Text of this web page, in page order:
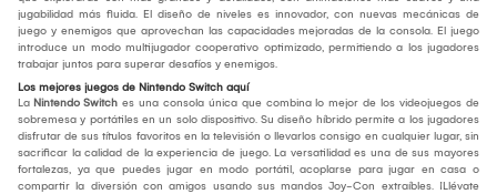
jugabilidad más fluida. El diseño de niveles es innovador, con nuevas mecánicas de
juego y enemigos que aprovechan las capacidades mejoradas de la consola. El juego
introduce un modo multijugador cooperativo optimizado, permitiendo a los jugadores
trabajar juntos para superar desafíos y enemigos.
Los mejores juegos de Nintendo Switch aquí
La Nintendo Switch es una consola única que combina lo mejor de los videojuegos de
sobremesa y portátiles en un solo dispositivo. Su diseño híbrido permite a los jugadores
disfrutar de sus títulos favoritos en la televisión o llevarlos consigo en cualquier lugar, sin
sacrificar la calidad de la experiencia de juego. La versatilidad es una de sus mayores
fortalezas, ya que puedes jugar en modo portátil, acoplarse para jugar en casa o
compartir la diversión con amigos usando sus mandos Joy-Con extraíbles. ¡Llévate